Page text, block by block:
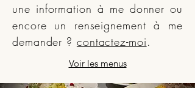
une information à me donner ou
encore un renseignement à me
demander ? contactez-moi.
Voir les menus